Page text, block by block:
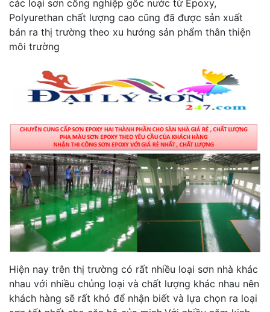
các loại sơn công nghiệp gốc nước từ Epoxy,
Polyurethan chất lượng cao cũng đã được sản xuất
bán ra thị trường theo xu hướng sản phẩm thân thiện
môi trường
Hiện nay trên thị trường có rất nhiều loại sơn nhà khác
nhau với nhiều chủng loại và chất lượng khác nhau nên
khách hàng sẽ rất khó để nhận biết và lựa chọn ra loại